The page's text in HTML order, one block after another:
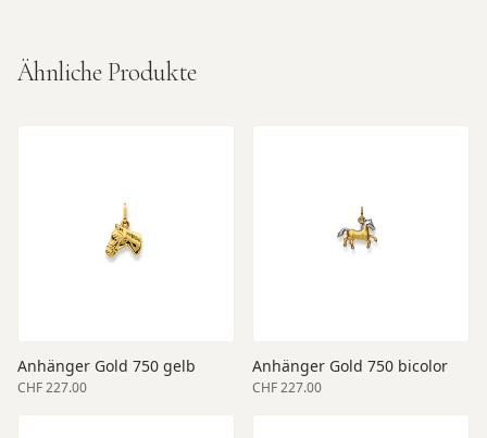
Ähnliche Produkte
Anhänger Gold 750 gelb
CHF 227.00
Anhänger Gold 750 bicolor
CHF 227.00